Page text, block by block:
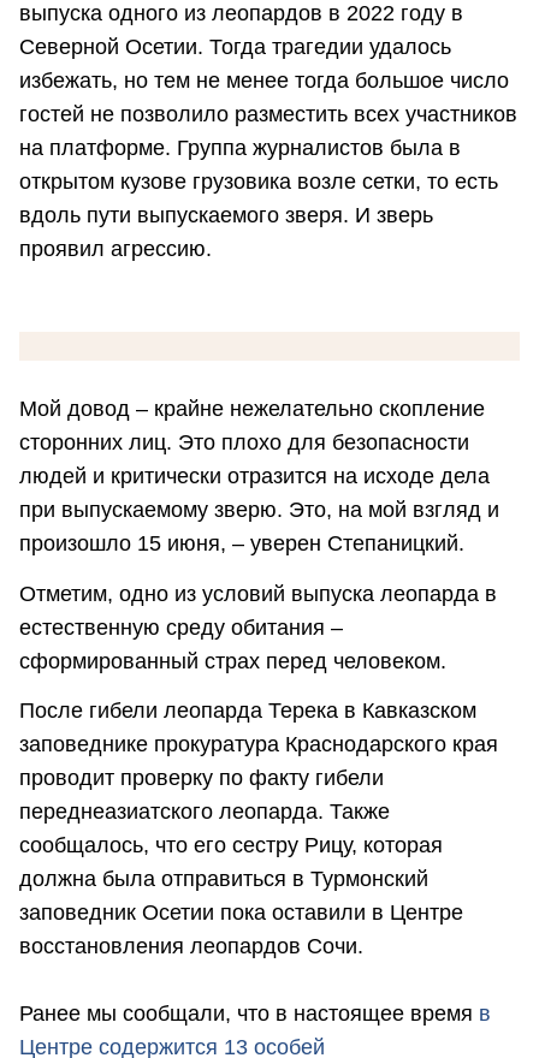
выпуска одного из леопардов в 2022 году в
Северной Осетии. Тогда трагедии удалось
избежать, но тем не менее тогда большое число
гостей не позволило разместить всех участников
на платформе. Группа журналистов была в
открытом кузове грузовика возле сетки, то есть
вдоль пути выпускаемого зверя. И зверь
проявил агрессию.
Мой довод – крайне нежелательно скопление
сторонних лиц. Это плохо для безопасности
людей и критически отразится на исходе дела
при выпускаемому зверю. Это, на мой взгляд и
произошло 15 июня, – уверен Степаницкий.
Отметим, одно из условий выпуска леопарда в
естественную среду обитания –
сформированный страх перед человеком.
После гибели леопарда Терека в Кавказском
заповеднике прокуратура Краснодарского края
проводит проверку по факту гибели
переднеазиатского леопарда. Также
сообщалось, что его сестру Рицу, которая
должна была отправиться в Турмонский
заповедник Осетии пока оставили в Центре
восстановления леопардов Сочи.
Ранее мы сообщали, что в настоящее время в
Центре содержится 13 особей